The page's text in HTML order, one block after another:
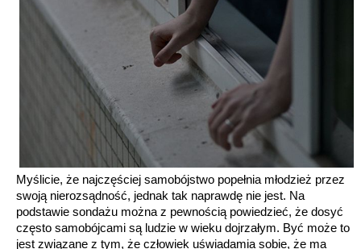
Myślicie, że najczęściej samobójstwo popełnia młodzież przez
swoją nierozsądność, jednak tak naprawdę nie jest. Na
podstawie sondażu można z pewnością powiedzieć, że dosyć
często samobójcami są ludzie w wieku dojrzałym. Być może to
jest związane z tym, że człowiek uświadamia sobie, że ma